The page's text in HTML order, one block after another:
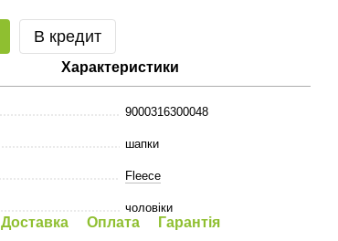
В кредит
Характеристики
9000316300048
шапки
Fleece
чоловіки
Доставка Оплата Гарантія